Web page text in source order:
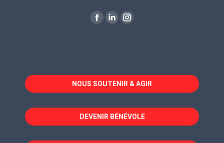
La
dans
une
fenêtre
La
dans
une
fenêtre
La
dans
une
fenêtre
NOUS SOUTENIR & AGIR
DEVENIR BÉNÉVOLE